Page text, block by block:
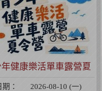
健康樂活單車露營夏
令營
：
2026-08-10 (一)